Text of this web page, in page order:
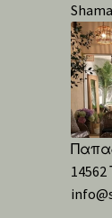
14562